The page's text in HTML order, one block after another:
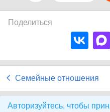
Поделиться
Семейные отношения
Авторизуйтесь, чтобы